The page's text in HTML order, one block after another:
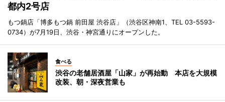
都内2号店
もつ鍋店「博多もつ鍋 前田屋 渋谷店」（渋谷区神南1、TEL 03-5593-
0734）が7月19日、渋谷・神宮通りにオープンした。
食べる
渋谷の老舗居酒屋「山家」が再始動 本店を大規模
改装、朝・深夜営業も